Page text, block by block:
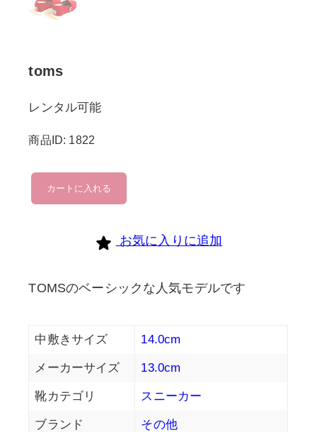
toms
レンタル可能
商品ID: 1822
toms
個
カートに入れる
お気に入りに追加
TOMSのベーシックな人気モデルです
中敷きサイズ 14.0cm
メーカーサイズ 13.0cm
靴カテゴリ スニーカー
ブランド その他